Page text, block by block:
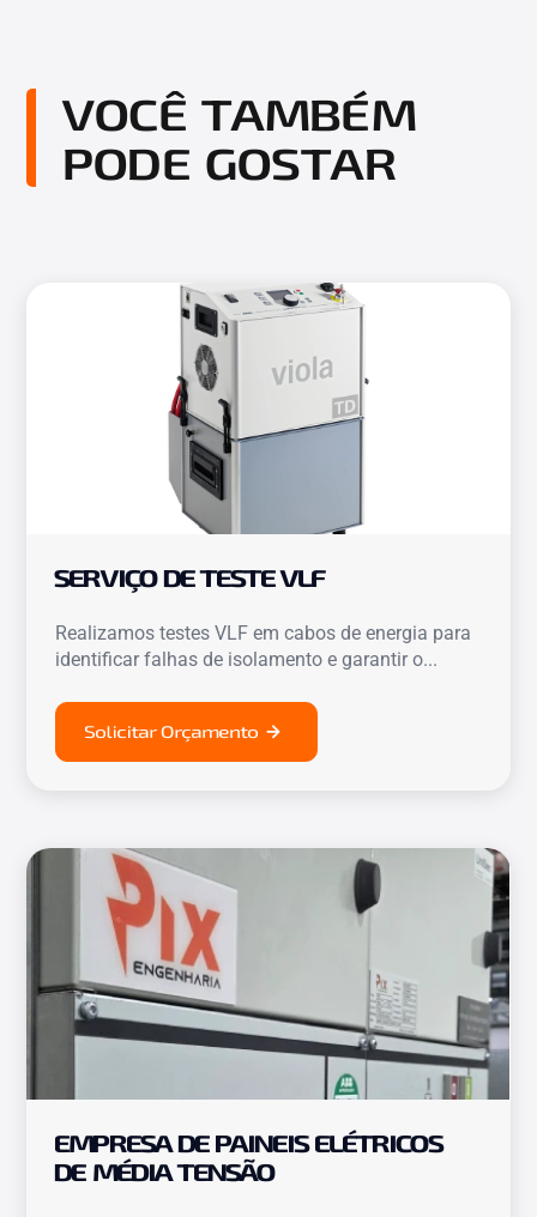
VOCÊ TAMBÉM
PODE GOSTAR
SERVIÇO DE TESTE VLF
Realizamos testes VLF em cabos de energia para
identificar falhas de isolamento e garantir o...
Solicitar Orçamento
EMPRESA DE PAINEIS ELÉTRICOS
DE MÉDIA TENSÃO